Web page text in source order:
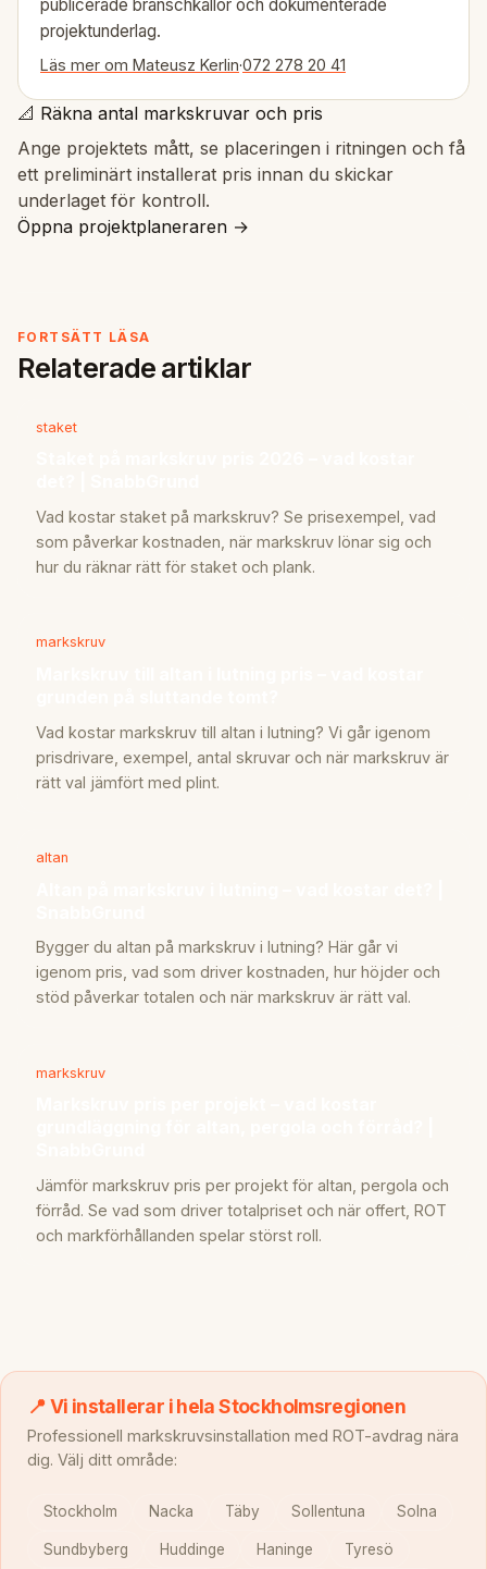
publicerade branschkällor och dokumenterade
projektunderlag.
Läs mer om Mateusz Kerlin·072 278 20 41
📐 Räkna antal markskruvar och pris
Ange projektets mått, se placeringen i ritningen och få
ett preliminärt installerat pris innan du skickar
underlaget för kontroll.
Öppna projektplaneraren →
FORTSÄTT LÄSA
Relaterade artiklar
staket
Vad kostar staket på markskruv? Se prisexempel, vad
som påverkar kostnaden, när markskruv lönar sig och
hur du räknar rätt för staket och plank.
markskruv
Vad kostar markskruv till altan i lutning? Vi går igenom
prisdrivare, exempel, antal skruvar och när markskruv är
rätt val jämfört med plint.
altan
Bygger du altan på markskruv i lutning? Här går vi
igenom pris, vad som driver kostnaden, hur höjder och
stöd påverkar totalen och när markskruv är rätt val.
markskruv
Jämför markskruv pris per projekt för altan, pergola och
förråd. Se vad som driver totalpriset och när offert, ROT
och markförhållanden spelar störst roll.
📍 Vi installerar i hela Stockholmsregionen
Professionell markskruvsinstallation med ROT-avdrag nära
dig. Välj ditt område:
Stockholm Nacka Täby Sollentuna Solna
Sundbyberg Huddinge Haninge Tyresö